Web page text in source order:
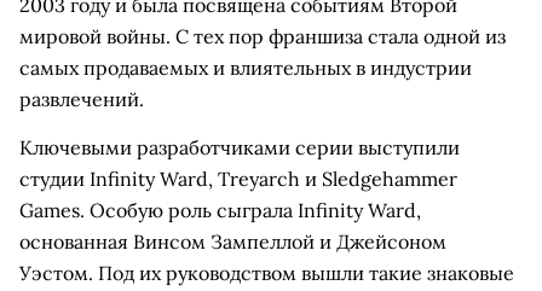
2003 году и была посвящена событиям Второй
мировой войны. С тех пор франшиза стала одной из
самых продаваемых и влиятельных в индустрии
развлечений.
Ключевыми разработчиками серии выступили
студии Infinity Ward, Treyarch и Sledgehammer
Games. Особую роль сыграла Infinity Ward,
основанная Винсом Зампеллой и Джейсоном
Уэстом. Под их руководством вышли такие знаковые